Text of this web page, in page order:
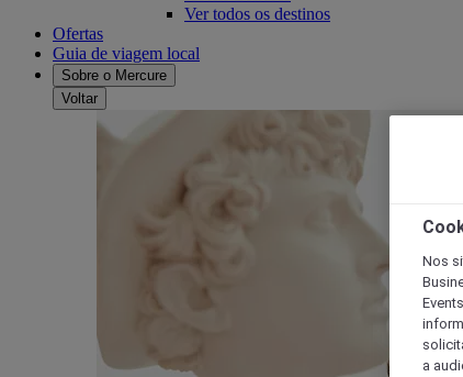
Ver todos os destinos
Ofertas
Guia de viagem local
Sobre o Mercure
Voltar
Nos
a